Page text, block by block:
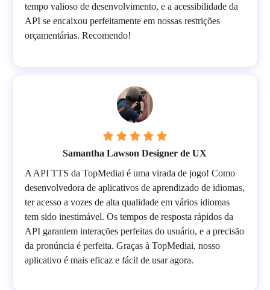
Samantha Lawson Designer de UX
A API TTS da TopMediai é uma virada de jogo! Como
desenvolvedora de aplicativos de aprendizado de idiomas,
ter acesso a vozes de alta qualidade em vários idiomas
tem sido inestimável. Os tempos de resposta rápidos da
API garantem interações perfeitas do usuário, e a precisão
da pronúncia é perfeita. Graças à TopMediai, nosso
aplicativo é mais eficaz e fácil de usar agora.
tempo valioso de desenvolvimento, e a acessibilidade da
API se encaixou perfeitamente em nossas restrições
orçamentárias. Recomendo!